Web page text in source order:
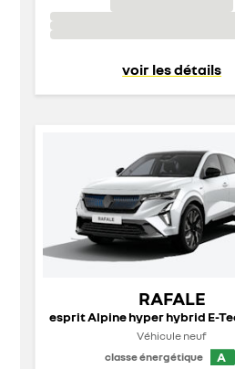
voir les détails
RAFALE
Véhicule neuf
classe énergétique
A